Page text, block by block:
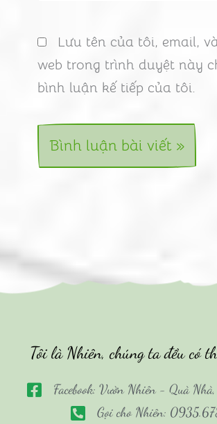
Lưu tên của tôi, email,
web trong trình duyệt này
bình luận kế tiếp của tôi.
Tôi là Nhiên, chúng ta đều có
Facebook: Vườn Nhiên - Quà
Gọi cho Nhiên: